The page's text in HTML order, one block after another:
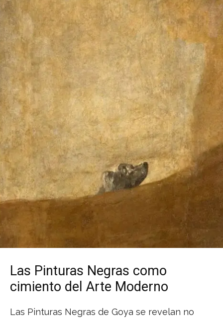
Las Pinturas Negras como
cimiento del Arte Moderno
Las Pinturas Negras de Goya se revelan no